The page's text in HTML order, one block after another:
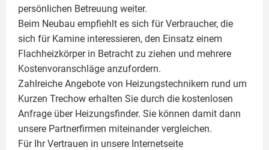
persönlichen Betreuung weiter.
Beim Neubau empfiehlt es sich für Verbraucher, die
sich für Kamine interessieren, den Einsatz einem
Flachheizkörperin Betracht zu ziehen und mehrere
Kostenvoranschläge anzufordern.
Zahlreiche Angebote von Heizungstechnikern rund um
Kurzen Trechow erhalten Sie durch die kostenlosen
Anfrage über Heizungsfinder. Sie können damit dann
unsere Partnerfirmen miteinander vergleichen.
Für Ihr Vertrauen in unsere Internetseite